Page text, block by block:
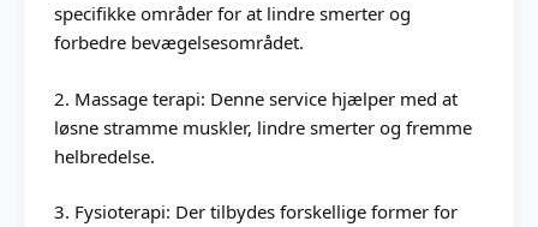
specifikke områder for at lindre smerter og
forbedre bevægelsesområdet.
2. Massage terapi: Denne service hjælper med at
løsne stramme muskler, lindre smerter og fremme
helbredelse.
3. Fysioterapi: Der tilbydes forskellige former for